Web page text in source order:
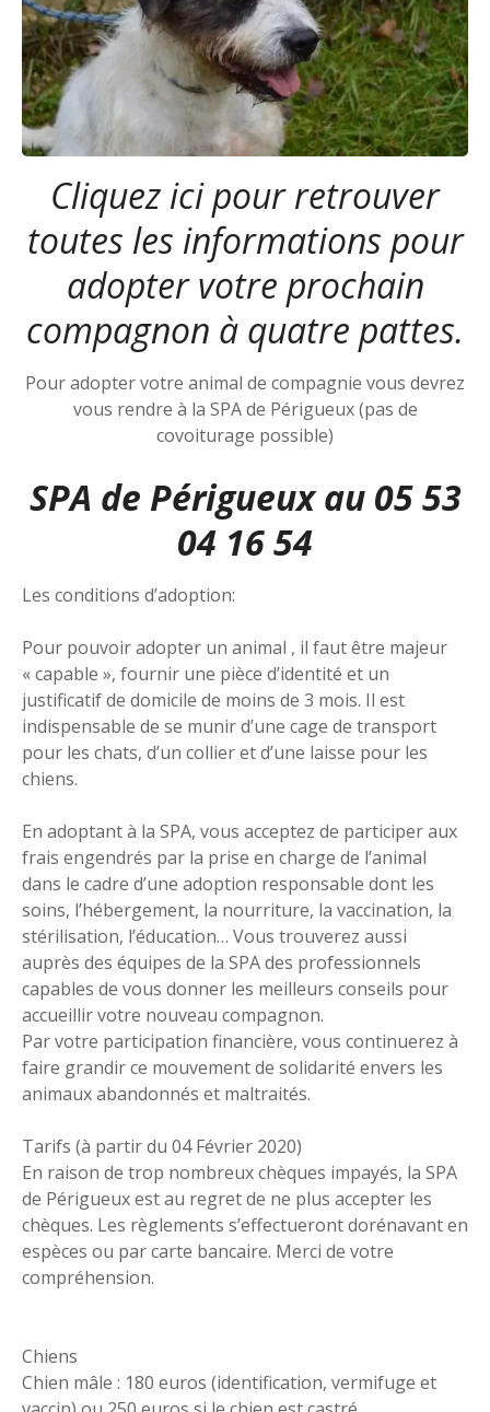
Cliquez ici pour retrouver
toutes les informations pour
adopter votre prochain
compagnon à quatre pattes.
Pour adopter votre animal de compagnie vous devrez
vous rendre à la SPA de Périgueux (pas de
covoiturage possible)
SPA de Périgueux au 05 53
04 16 54
Les conditions d’adoption:
Pour pouvoir adopter un animal , il faut être majeur
« capable », fournir une pièce d’identité et un
justificatif de domicile de moins de 3 mois. Il est
indispensable de se munir d’une cage de transport
pour les chats, d’un collier et d’une laisse pour les
chiens.
En adoptant à la SPA, vous acceptez de participer aux
frais engendrés par la prise en charge de l’animal
dans le cadre d’une adoption responsable dont les
soins, l’hébergement, la nourriture, la vaccination, la
stérilisation, l’éducation… Vous trouverez aussi
auprès des équipes de la SPA des professionnels
capables de vous donner les meilleurs conseils pour
accueillir votre nouveau compagnon.
Par votre participation financière, vous continuerez à
faire grandir ce mouvement de solidarité envers les
animaux abandonnés et maltraités.
Tarifs (à partir du 04 Février 2020)
En raison de trop nombreux chèques impayés, la SPA
de Périgueux est au regret de ne plus accepter les
chèques. Les règlements s’effectueront dorénavant en
espèces ou par carte bancaire. Merci de votre
compréhension.
Chiens
Chien mâle : 180 euros (identification, vermifuge et